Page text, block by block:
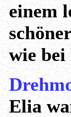
einem
wie
Elia